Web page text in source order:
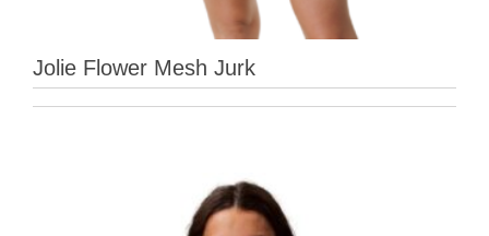
Jolie Flower Mesh Jurk